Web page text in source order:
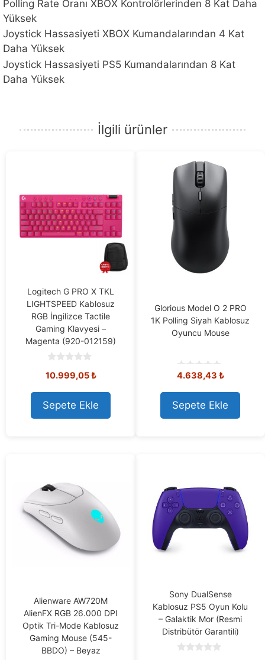
Polling Rate Oranı XBOX Kontrolörlerinden 8 Kat Daha
Yüksek
Joystick Hassasiyeti XBOX Kumandalarından 4 Kat
Daha Yüksek
Joystick Hassasiyeti PS5 Kumandalarından 8 Kat
Daha Yüksek
İlgili ürünler
Logitech G PRO X TKL
LIGHTSPEED Kablosuz
RGB İngilizce Tactile
Gaming Klavyesi –
Magenta (920-012159)
o
t
o
f
5
Orijinal
11.508,73 ₺.
10.999,05₺Mevcut
Sepete Ekle
Glorious Model O 2 PRO
1K Polling Siyah Kablosuz
Oyuncu Mouse
0
u
t
o
f
4.638,43 ₺
Sepete Ekle
Alienware AW720M
AlienFX RGB 26.000 DPI
Optik Tri-Mode Kablosuz
Gaming Mouse (545-
BBDO) – Beyaz
Sony DualSense
Kablosuz PS5 Oyun Kolu
– Galaktik Mor (Resmi
Distribütör Garantili)